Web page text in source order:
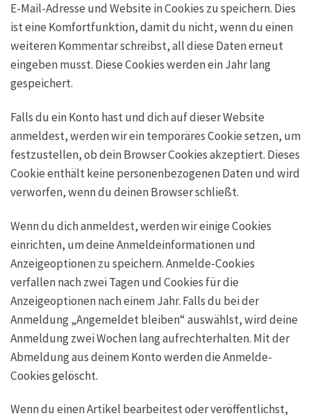
E-Mail-Adresse und Website in Cookies zu speichern. Dies
ist eine Komfortfunktion, damit du nicht, wenn du einen
weiteren Kommentar schreibst, all diese Daten erneut
eingeben musst. Diese Cookies werden ein Jahr lang
gespeichert.
Falls du ein Konto hast und dich auf dieser Website
anmeldest, werden wir ein temporäres Cookie setzen, um
festzustellen, ob dein Browser Cookies akzeptiert. Dieses
Cookie enthält keine personenbezogenen Daten und wird
verworfen, wenn du deinen Browser schließt.
Wenn du dich anmeldest, werden wir einige Cookies
einrichten, um deine Anmeldeinformationen und
Anzeigeoptionen zu speichern. Anmelde-Cookies
verfallen nach zwei Tagen und Cookies für die
Anzeigeoptionen nach einem Jahr. Falls du bei der
Anmeldung „Angemeldet bleiben“ auswählst, wird deine
Anmeldung zwei Wochen lang aufrechterhalten. Mit der
Abmeldung aus deinem Konto werden die Anmelde-
Cookies gelöscht.
Wenn du einen Artikel bearbeitest oder veröffentlichst,